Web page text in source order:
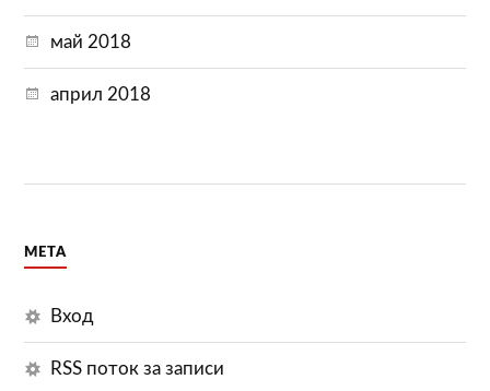
май 2018
април 2018
МЕТА
Вход
RSS поток за записи